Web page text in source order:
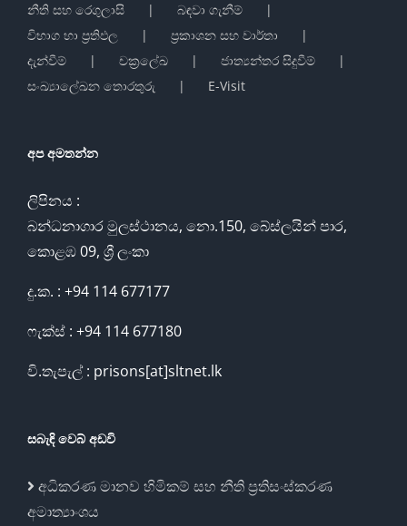
නීති සහ රෙගුලාසි
බඳවා ගැනීම්
විභාග හා ප්‍රතිඵල
ප්‍රකාශන සහ වාර්තා
දැන්වීම්
චක්‍රලේඛ
ජාත්‍යන්තර සිදුවීම්
සංඛ්‍යාලේඛන තොරතුරු
E-Visit
අප අමතන්න
ලිපිනය :
බන්ධනාගාර මුලස්ථානය, නො.150, බේස්ලයින් පාර,
කොළඹ 09, ශ්‍රී ලංකා
දු.ක. : +94 114 677177
ෆැක්ස් : +94 114 677180
වි.තැපැල් : prisons[at]sltnet.lk
සබැඳි වෙබ් අඩවි
අධිකරණ මානව හිමිකම් සහ නීති ප්‍රතිසංස්කරණ
අමාත්‍යාංශය